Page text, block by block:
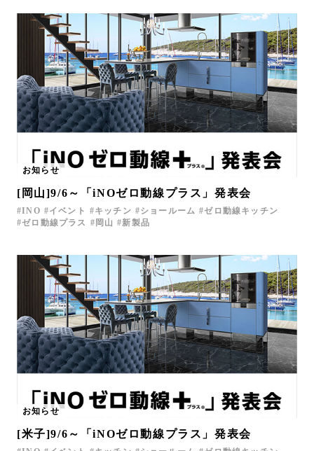
お知らせ
[岡山]9/6～「iNOゼロ動線プラス」発表会
INO イベント キッチン ショールーム
ゼロ動線キッチン
ゼロ動線プラス
岡山 新製品
お知らせ
[米子]9/6～「iNOゼロ動線プラス」発表会